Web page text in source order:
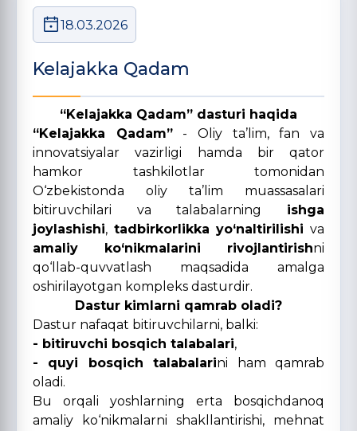
18.03.2026
Kelajakka Qadam
“Kelajakka Qadam” dasturi haqida
“Kelajakka Qadam”- Oliy ta’lim, fan va
innovatsiyalar vazirligi hamda bir qator
hamkor tashkilotlar tomonidan
O‘zbekistonda oliy ta’lim muassasalari
bitiruvchilari va talabalarning ishga
joylashishi, tadbirkorlikka yo‘naltirilishi va
amaliy ko‘nikmalarini rivojlantirishni
qo‘llab-quvvatlash maqsadida amalga
oshirilayotgan kompleks dasturdir.
Dastur kimlarni qamrab oladi?
Dastur nafaqat bitiruvchilarni, balki:
- bitiruvchi bosqich talabalari,
- quyi bosqich talabalarini ham qamrab
oladi.
Bu orqali yoshlarning erta bosqichdanoq
amaliy ko‘nikmalarni shakllantirishi, mehnat